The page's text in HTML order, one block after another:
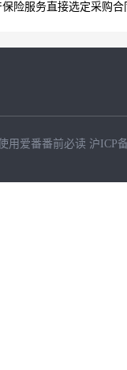
险服务直接选定采购合
用爱番番前必读 沪ICP